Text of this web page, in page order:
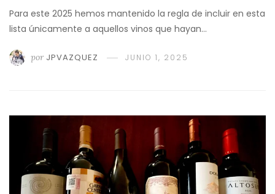
Para este 2025 hemos mantenido la regla de incluir en esta
lista únicamente a aquellos vinos que hayan…
por JPVAZQUEZ JUNIO 1, 2025